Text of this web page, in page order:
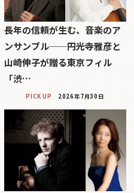
長年の信頼が生む、音楽のア
ンサンブル──円光寺雅彦と
山崎伸子が贈る東京フィル
「渋…
PICK UP 2026年7月30日